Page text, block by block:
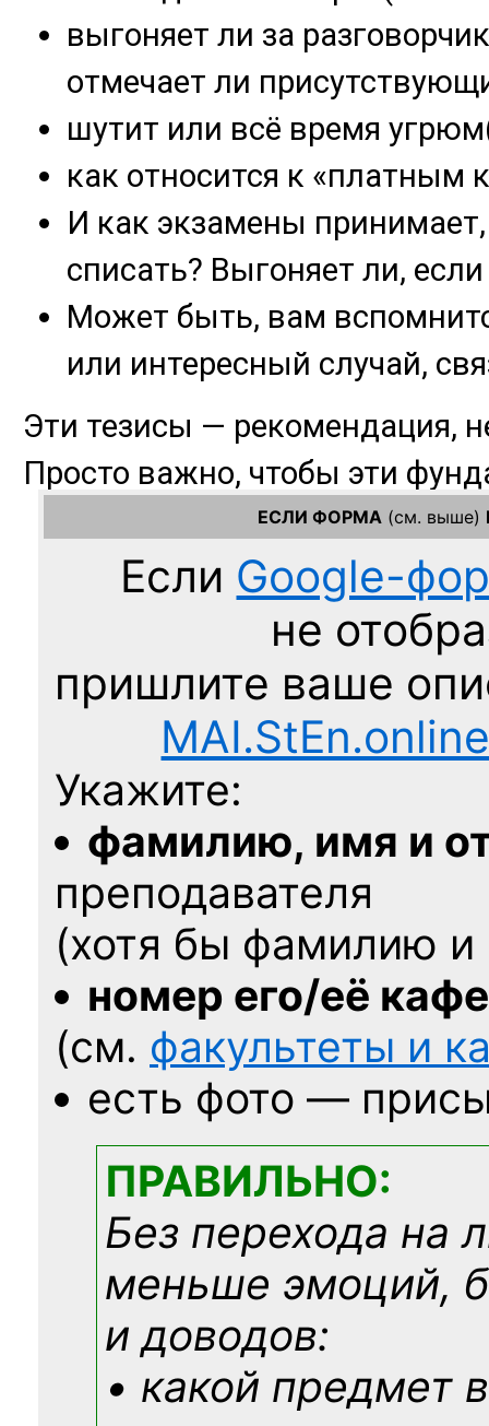
ЕСЛИ ФОРМА (см. выше)
Если Google-
не
пришлите ваше
Укажите:
фамилию, имя и
преподавателя
(хотя бы фамилию
номер его/её
(см. факультеты и
есть фото —
ПРАВИЛЬНО:
Без перехода на
меньше эмоций,
и доводов:
• какой предмет